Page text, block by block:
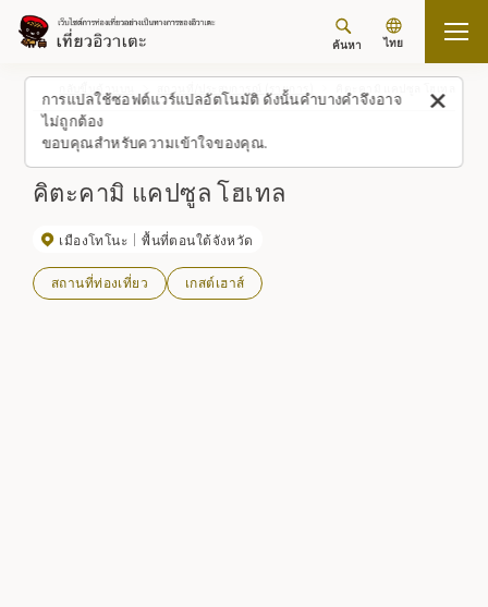
การแปลใช้ซอฟต์แวร์แปลอัตโนมัติ ดังนั้นคำบางคำจึงอาจ
ไม่ถูกต้อง
ขอบคุณสำหรับความเข้าใจของคุณ.
ค้นหา ไทย
กลับขึ้นด้านบน สถานที่/ประสบการณ์ (รายการ)
คิตะคามิ แคปซูล โฮเทล
เมืองโทโนะ พื้นที่ตอนใต้จังหวัด
สถานที่ท่องเที่ยว เกสต์เฮาส์